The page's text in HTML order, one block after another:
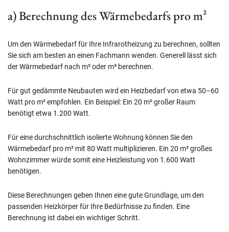
a) Berechnung des Wärmebedarfs pro m²
Um den Wärmebedarf für Ihre Infrarotheizung zu berechnen, sollten
Sie sich am besten an einen Fachmann wenden. Generell lässt sich
der Wärmebedarf nach m² oder m³ berechnen.
Für gut gedämmte Neubauten wird ein Heizbedarf von etwa 50–60
Watt pro m² empfohlen. Ein Beispiel: Ein 20 m² großer Raum
benötigt etwa 1.200 Watt.
Für eine durchschnittlich isolierte Wohnung können Sie den
Wärmebedarf pro m² mit 80 Watt multiplizieren. Ein 20 m² großes
Wohnzimmer würde somit eine Heizleistung von 1.600 Watt
benötigen.
Diese Berechnungen geben Ihnen eine gute Grundlage, um den
passenden Heizkörper für Ihre Bedürfnisse zu finden. Eine
Berechnung ist dabei ein wichtiger Schritt.